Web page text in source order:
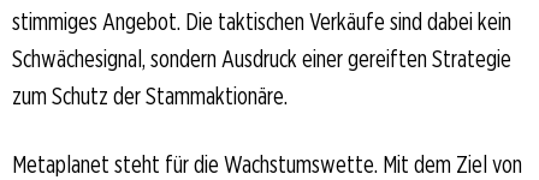
stimmiges Angebot. Die taktischen Verkäufe sind dabei kein
Schwächesignal, sondern Ausdruck einer gereiften Strategie
zum Schutz der Stammaktionäre.
Metaplanet steht für die Wachstumswette. Mit dem Ziel von